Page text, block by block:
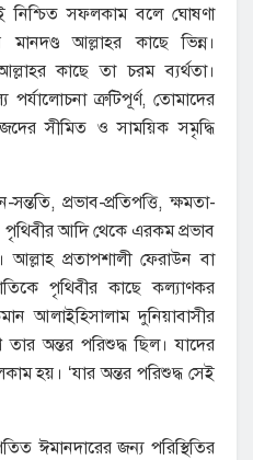
নিশ্চিত সফলকাম বলে ঘোষণা
আল্লাহর কাছে ভিন্ন।
কাছে তা চরম ব্যর্থতা।
ত্রুটিপূর্ণ, তোমাদের
সীমিত ও সাময়িক সমৃদ্ধি
সন্ততি, প্রভাব-প্রতিপত্তি, ক্ষমতা-
পৃথিবীর আদি থেকে এরকম প্রভাব
আল্লাহ প্রতাপশালী ফেরাউন বা
পৃথিবীর কাছে কল্যাণকর
আলাইহিসালাম দুনিয়াবাসীর
অন্তর পরিশুদ্ধ ছিল। যাদের
হয়। ‘যার অন্তর পরিশুদ্ধ সেই
ঈমানদারের জন্য পরিস্থিতির